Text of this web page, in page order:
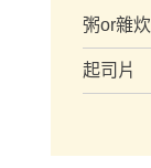
粥or雜炊
起司片